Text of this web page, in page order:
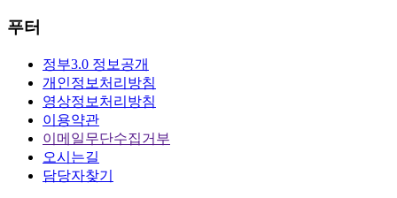
푸터
정부3.0 정보공개
개인정보처리방침
영상정보처리방침
이용약관
이메일무단수집거부
오시는길
담당자찾기